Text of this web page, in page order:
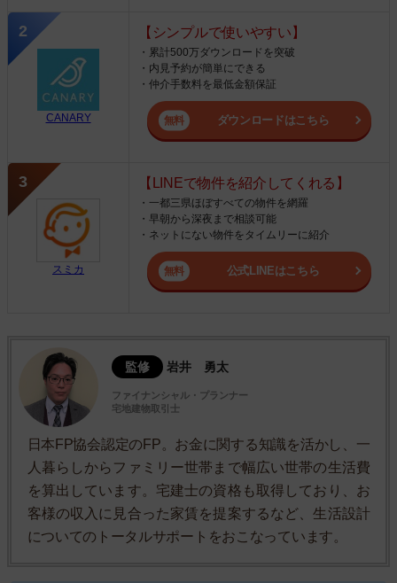
CANARY
【シンプルで使いやすい】
・累計500万ダウンロードを突破
・内見予約が簡単にできる
・仲介手数料を最低金額保証
ダウンロードはこちら
スミカ
【LINEで物件を紹介してくれる】
・一都三県ほぼすべての物件を網羅
・早朝から深夜まで相談可能
・ネットにない物件をタイムリーに紹介
公式LINEはこちら
監修 岩井 勇太
ファイナンシャル・プランナー
宅地建物取引士
日本FP協会認定のFP。お金に関する知識を活かし、一
人暮らしからファミリー世帯まで幅広い世帯の生活費
を算出しています。宅建士の資格も取得しており、お
客様の収入に見合った家賃を提案するなど、生活設計
についてのトータルサポートをおこなっています。